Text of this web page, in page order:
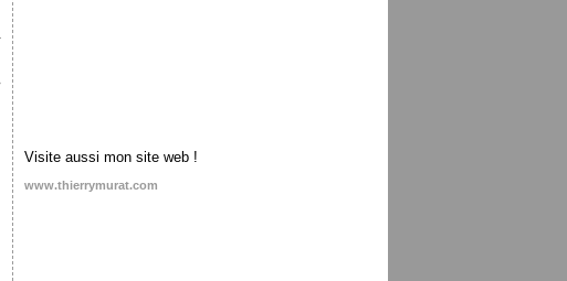
Visite aussi mon site web !
www.thierrymurat.com